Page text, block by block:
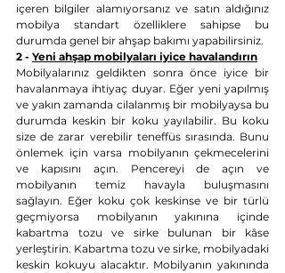
içeren bilgiler alamıyorsanız ve satın aldığınız
mobilya standart özelliklere sahipse bu
durumda genel bir ahşap bakımı yapabilirsiniz.
2 - Yeni ahşap mobilyaları iyice havalandırın
Mobilyalarınız geldikten sonra önce iyice bir
havalanmaya ihtiyaç duyar. Eğer yeni yapılmış
ve yakın zamanda cilalanmış bir mobilyaysa bu
durumda keskin bir koku yayılabilir. Bu koku
size de zarar verebilir teneffüs sırasında. Bunu
önlemek için varsa mobilyanın çekmecelerini
ve kapısını açın. Pencereyi de açın ve
mobilyanın temiz havayla buluşmasını
sağlayın. Eğer koku çok keskinse ve bir türlü
geçmiyorsa mobilyanın yakınına içinde
kabartma tozu ve sirke bulunan bir kâse
yerleştirin. Kabartma tozu ve sirke, mobilyadaki
keskin kokuyu alacaktır. Mobilyanın yakınında